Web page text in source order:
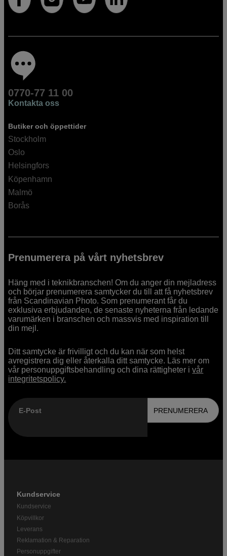
0770-77 11 00
Kontakta oss
Butiker och öppettider
Stockholm
Oslo
Helsingfors
Köpenhamn
Malmö
Borås
Prenumerera på vårt nyhetsbrev
Häng med i teknikbranschen! Om du anger din mejladress
och börjar prenumerera samtycker du till att få nyhetsbrev
från Scandinavian Photo. Som prenumerant får du
exklusiva erbjudanden, de senaste nyheterna från ledande
varumärken i branschen och massvis med inspiration till
din mejl.
Ditt samtycke är frivilligt och du kan när som helst
avregistrera dig eller återkalla ditt samtycke. Läs mer om
vår personuppgiftsbehandling och dina rättigheter ivår
integritetspolicy.
E-Post PRENUMERERA
Kundservice
Kundservice
Köpvillkor
Leverans
Reklamation & Reparation
Personuppgifter